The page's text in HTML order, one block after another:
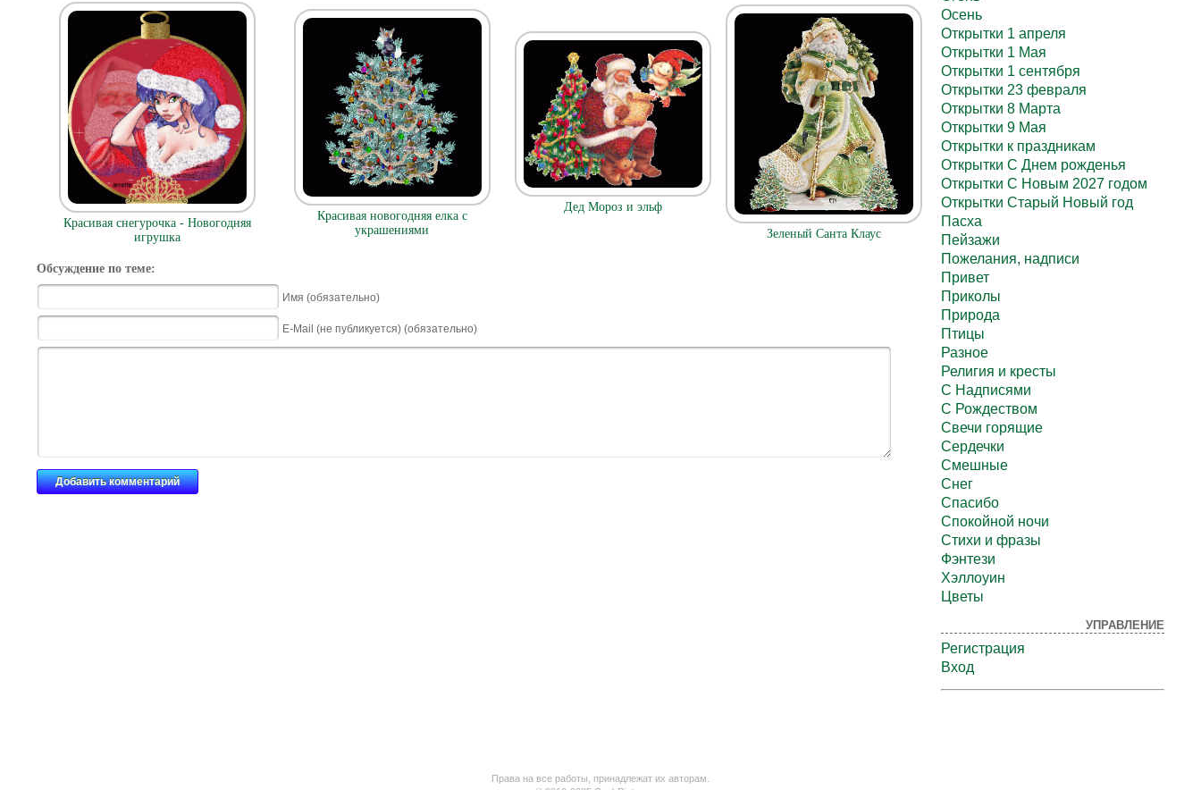
Красивая снегурочка - Новогодняя
игрушка
Красивая новогодняя елка с
украшениями
Дед Мороз и эльф
Зеленый Санта Клаус
Обсуждение по теме:
Имя (обязательно)
E-Mail (не публикуется) (обязательно)
Осень
Открытки 1 апреля
Открытки 1 Мая
Открытки 1 сентября
Открытки 23 февраля
Открытки 8 Марта
Открытки 9 Мая
Открытки к праздникам
Открытки С Днем рожденья
Открытки С Новым 2027 годом
Открытки Старый Новый год
Пасха
Пейзажи
Пожелания, надписи
Привет
Приколы
Природа
Птицы
Разное
Религия и кресты
С Надписями
С Рождеством
Свечи горящие
Сердечки
Смешные
Снег
Спасибо
Спокойной ночи
Стихи и фразы
Фэнтези
Хэллоуин
Цветы
УПРАВЛЕНИЕ
Регистрация
Вход
Права на все работы, принадлежат их авторам.